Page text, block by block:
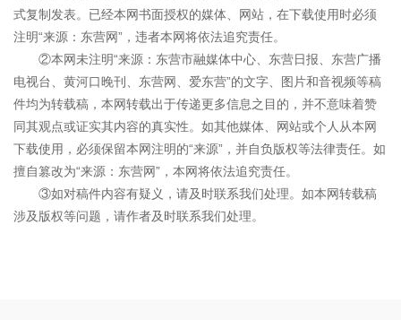
式复制发表。已经本网书面授权的媒体、网站，在下载使用时必须
注明“来源：东营网”，违者本网将依法追究责任。
②本网未注明“来源：东营市融媒体中心、东营日报、东营广播
电视台、黄河口晚刊、东营网、爱东营”的文字、图片和音视频等稿
件均为转载稿，本网转载出于传递更多信息之目的，并不意味着赞
同其观点或证实其内容的真实性。如其他媒体、网站或个人从本网
下载使用，必须保留本网注明的“来源”，并自负版权等法律责任。如
擅自篡改为“来源：东营网”，本网将依法追究责任。
③如对稿件内容有疑义，请及时联系我们处理。如本网转载稿
涉及版权等问题，请作者及时联系我们处理。